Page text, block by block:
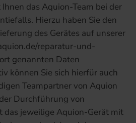
das Aquion-Team bei der
Hierzu haben Sie den
des Gerätes auf unserer
reparatur-und-
genannten Daten
können Sie sich hierfür auch
Teampartner von Aquion
Durchführung von
das jeweilige Aquion-Gerät mit